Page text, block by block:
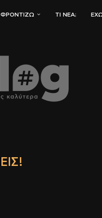
ΦΡΟΝΤΊΖΩ ΤΙ ΝΈΑ;